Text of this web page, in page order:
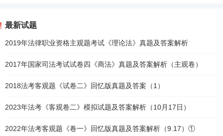
最新试题
2019年法律职业资格主观题考试《理论法》真题及答案解析
2017年国家司法考试试卷四《商法》真题及答案解析（主观卷）
2018法考客观题《试卷二》回忆版真题及答案（1）
2023年法考《客观卷二》模拟试题及答案解析（10月17日）
2022年法考客观题《卷一》回忆版真题及答案解析（9.17）①